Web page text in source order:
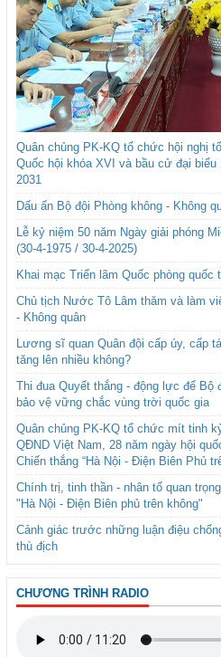
Quân chủng PK-KQ tổ chức hội nghị
Quốc hội khóa XVI và bầu cử đại
2031
Dấu ấn Bộ đội Phòng không - Không
Lễ kỷ niệm 50 năm Ngày giải phóng
(30-4-1975 / 30-4-2025)
Khai mạc Triển lãm Quốc phòng quốc
Chủ tịch Nước Tô Lâm thăm và làm
- Không quân
Lương sĩ quan Quân đội cấp úy, cấp
tăng lên nhiều không?
Thi đua Quyết thắng - động lực để Bộ
bảo vệ vững chắc vùng trời quốc gia
Quân chủng PK-KQ tổ chức mít tinh
QĐND Việt Nam, 28 năm ngày hội
Chiến thắng “Hà Nội - Điện Biên Phủ
Chính trị, tinh thần - nhân tố quan
"Hà Nội - Điện Biên phủ trên không"
Cảnh giác trước những luận điệu
thù địch
CHƯƠNG TRÌNH RADIO